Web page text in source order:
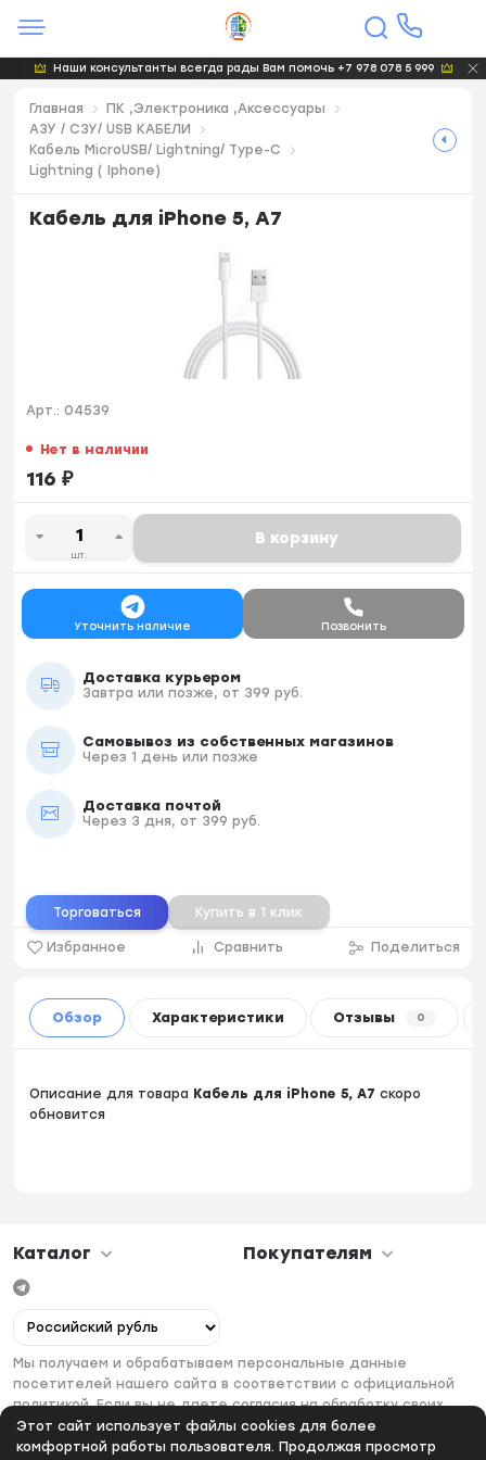
Этот сайт использует файлы cookies для более
комфортной работы пользователя. Продолжая просмотр
Наши консультанты всегда рады Вам помочь +7 978 078 5 999
Главная
ПК ,Электроника ,Аксессуары
АЗУ / СЗУ/ USB KAБЕЛИ
Кабель MicroUSB/ Lightning/ Type-C
Lightning ( Iphone)
Кабель для iPhone 5, A7
Арт.: 04539
Нет в наличии
116 ₽
шт.
В корзину
Уточнить наличие Позвонить
Доставка курьером
Завтра или позже, от 399 руб.
Самовывоз из собственных магазинов
Через 1 день или позже
Доставка почтой
Через 3 дня, от 399 руб.
Избранное Сравнить Поделиться
Торговаться Купить в 1 клик
Обзор Характеристики Отзывы 0
Описание для товара Кабель для iPhone 5, A7 скоро
обновится
Каталог Покупателям
Мы получаем и обрабатываем персональные данные
посетителей нашего сайта в соответствии с официальной
политикой. Если вы не даете согласия на обработку своих
персональных данных, вам необходимо покинуть наш сайт.